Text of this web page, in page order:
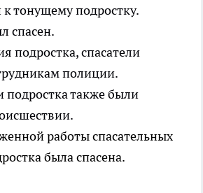
тонущему подростку.
спасен.
подростка, спасатели
полиции.
подростка также были
работы спасательных
была спасена.